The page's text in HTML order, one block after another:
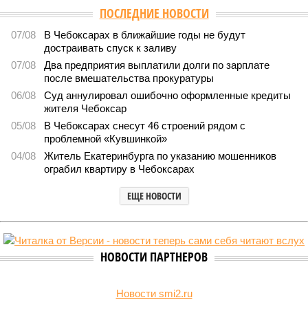
Версия //Общество //
В регионе учреждены удостоверения мастеров
В регионе учреждены удостоверения мастеров спорта по
борьбе керешу
Заткнуть за пояс
(фото: wikimedia commons/Ilsurikat)
В Чувашской Республике последовательно реализуются меры,
направленные на повышение статуса и институциональное
развитие национальной борьбы на поясах керешу.
дисциплины в качестве приоритетной, но также утвердили